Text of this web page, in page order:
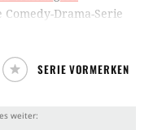
Comedy-Drama-Serie
einen
Spencer Strassmore,
Ballers wurde
SERIE VORMERKEN